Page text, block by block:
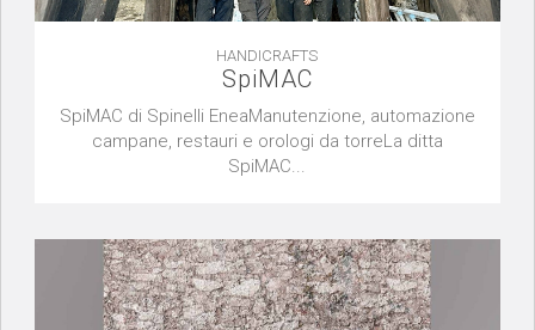
HANDICRAFTS
SpiMAC
SpiMAC di Spinelli EneaManutenzione, automazione
campane, restauri e orologi da torreLa ditta
SpiMAC...